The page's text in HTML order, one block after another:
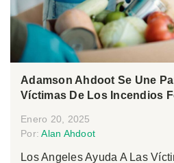
Adamson Ahdoot Se Une
Víctimas De Los Incendios
Enero 20, 2025
Por:Alan Ahdoot
Los Angeles Ayuda A Las